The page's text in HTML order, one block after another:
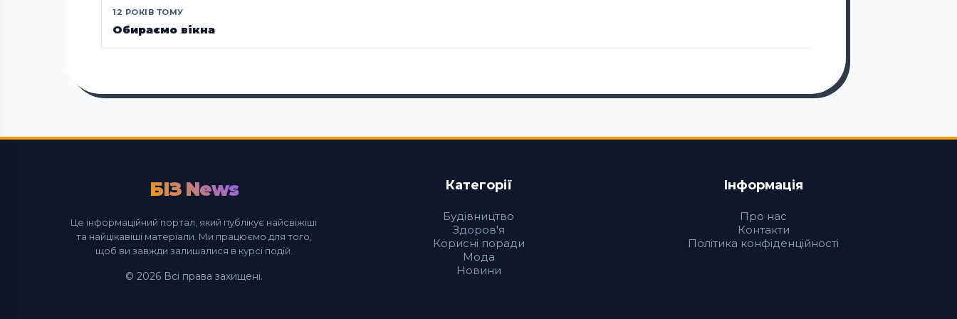
12 РОКІВ ТОМУ
Обираємо вікна
БІЗ News
Це інформаційний портал, який публікує найсвіжіші
та найцікавіші матеріали. Ми працюємо для того,
щоб ви завжди залишалися в курсі подій.
© 2026 Всі права захищені.
Категорії
Будівництво
Здоров'я
Корисні поради
Мода
Новини
Інформація
Про нас
Контакти
Політика конфіденційності